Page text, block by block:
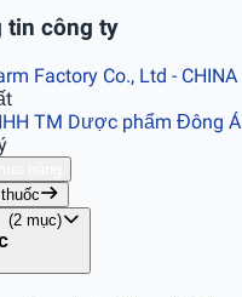
tin công ty
Factory Co., Ltd - CHINA
TM Dược phẩm Đông Á
(2 mục)